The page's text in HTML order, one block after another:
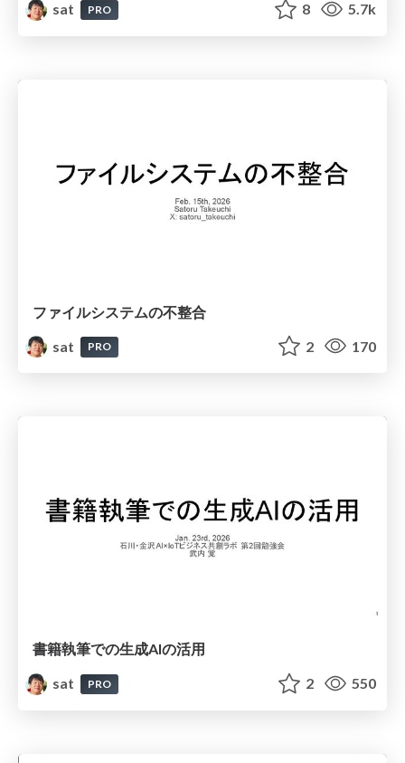
sat
PRO 8 5.7k
ファイルシステムの不整合
sat
PRO 2 170
書籍執筆での生成AIの活用
sat
PRO 2 550